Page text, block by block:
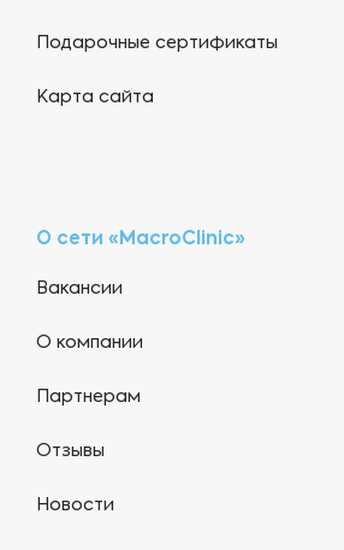
Подарочные сертификаты
Карта сайта
О сети «MacroClinic»
Вакансии
О компании
Партнерам
Отзывы
Новости